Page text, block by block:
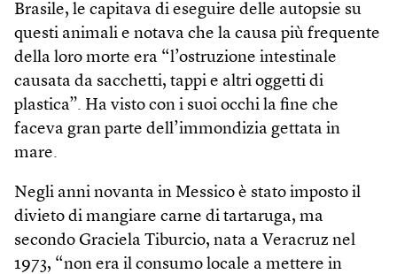
Brasile, le capitava di eseguire delle autopsie su
questi animali e notava che la causa più frequente
della loro morte era “l’ostruzione intestinale
causata da sacchetti, tappi e altri oggetti di
plastica”. Ha visto con i suoi occhi la fine che
faceva gran parte dell’immondizia gettata in
mare.
Negli anni novanta in Messico è stato imposto il
divieto di mangiare carne di tartaruga, ma
secondo Graciela Tiburcio, nata a Veracruz nel
1973, “non era il consumo locale a mettere in